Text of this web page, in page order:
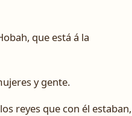
que está á la
y gente.
reyes que con él estaban,